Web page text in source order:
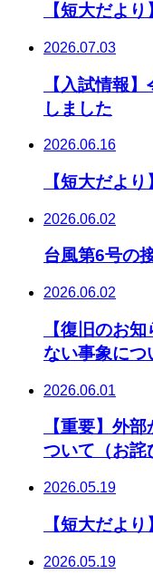
【短大だよ
2026.07.03
【入試情報
しました
2026.06.16
【短大だよ
2026.06.02
台風第6号の
2026.06.02
【復旧のお
ない事象につ
2026.06.01
【重要】外
ついて（お詫
2026.05.19
【短大だよ
2026.05.19